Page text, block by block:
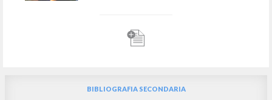
BIBLIOGRAFIA SECONDARIA